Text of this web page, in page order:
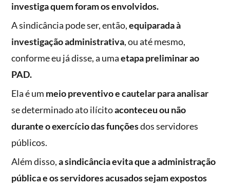
investiga quem foram os envolvidos.
A sindicância pode ser, então,equiparada à
investigação administrativa, ou até mesmo,
conforme eu já disse, a umaetapa preliminar ao
PAD.
Ela é um meio preventivo e cautelar para analisar
se determinado ato ilícitoaconteceu ou não
durante o exercício das funçõesdos servidores
públicos.
Além disso,a sindicância evita que a administração
pública e os servidores acusados sejam expostos